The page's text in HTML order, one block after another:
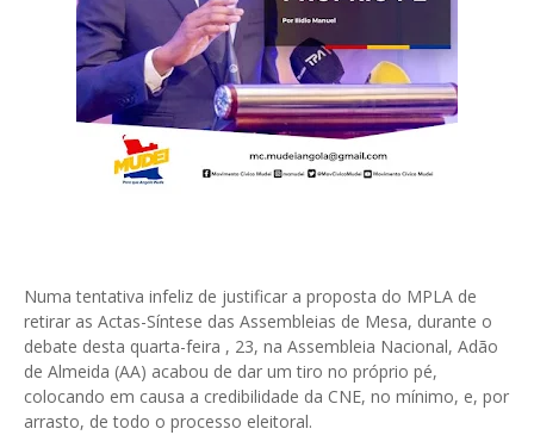
Numa tentativa infeliz de justificar a proposta do MPLA de
retirar as Actas-Síntese das Assembleias de Mesa, durante o
debate desta quarta-feira , 23, na Assembleia Nacional, Adão
de Almeida (AA) acabou de dar um tiro no próprio pé,
colocando em causa a credibilidade da CNE, no mínimo, e, por
arrasto, de todo o processo eleitoral.